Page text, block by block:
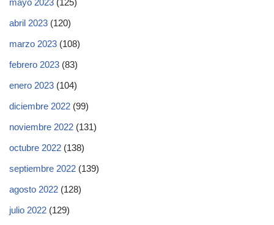
mayo 2023 (125)
abril 2023 (120)
marzo 2023 (108)
febrero 2023 (83)
enero 2023 (104)
diciembre 2022 (99)
noviembre 2022 (131)
octubre 2022 (138)
septiembre 2022 (139)
agosto 2022 (128)
julio 2022 (129)